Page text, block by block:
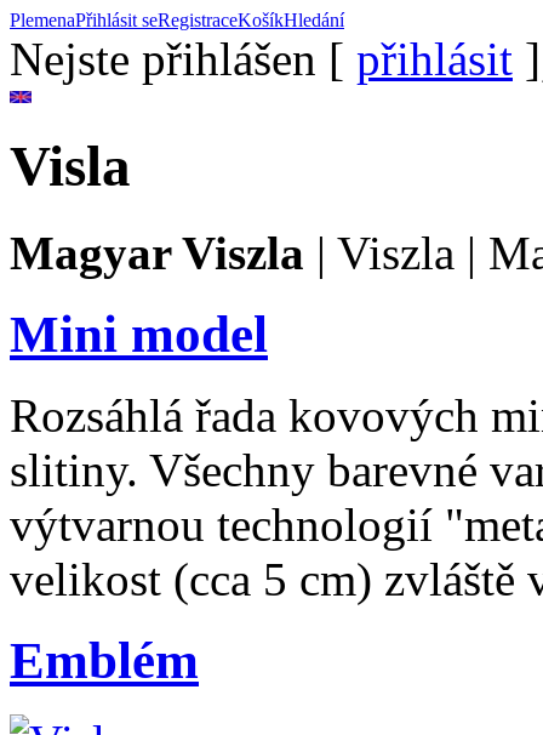
PlemenaPřihlásit seRegistraceKošíkHledání
Nejste přihlášen [ přihlásit
Visla
Magyar Viszla | Viszla |
Mini model
Rozsáhlá řada kovových
slitiny. Všechny barevné
výtvarnou technologií
velikost (cca 5 cm) zvláště
Emblém